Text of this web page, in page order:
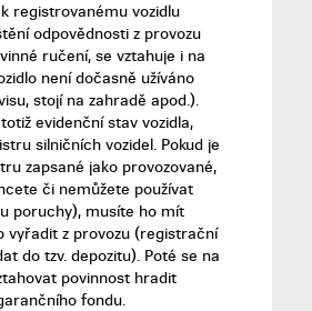
registrovanému vozidlu
odpovědnosti z provozu
ručení, se vztahuje i na
není dočasně užíváno
stojí na zahradě apod.).
evidenční stav vozidla,
silničních vozidel. Pokud je
zapsané jako provozované,
či nemůžete používat
poruchy), musíte ho mít
vyřadit z provozu (registrační
do tzv. depozitu). Poté se na
povinnost hradit
fondu.